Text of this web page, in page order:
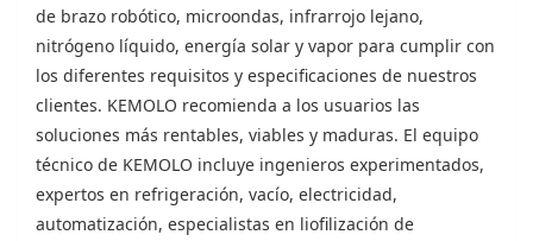
de brazo robótico, microondas, infrarrojo lejano,
nitrógeno líquido, energía solar y vapor para cumplir con
los diferentes requisitos y especificaciones de nuestros
clientes. KEMOLO recomienda a los usuarios las
soluciones más rentables, viables y maduras. El equipo
técnico de KEMOLO incluye ingenieros experimentados,
expertos en refrigeración, vacío, electricidad,
automatización, especialistas en liofilización de